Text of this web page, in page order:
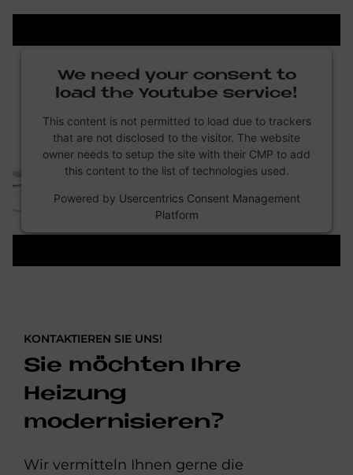
We need your con­sent to
load the You­tube ser­vice!
This content is not permitted to load due to trackers
that are not disclosed to the visitor. The website
owner needs to setup the site with their CMP to add
this content to the list of technologies used.
Powered by Usercentrics Consent Management
Platform
KONTAKTIEREN SIE UNS!
Sie möchten Ihre
Heizung
modernisieren?
Wir vermitteln Ihnen gerne die